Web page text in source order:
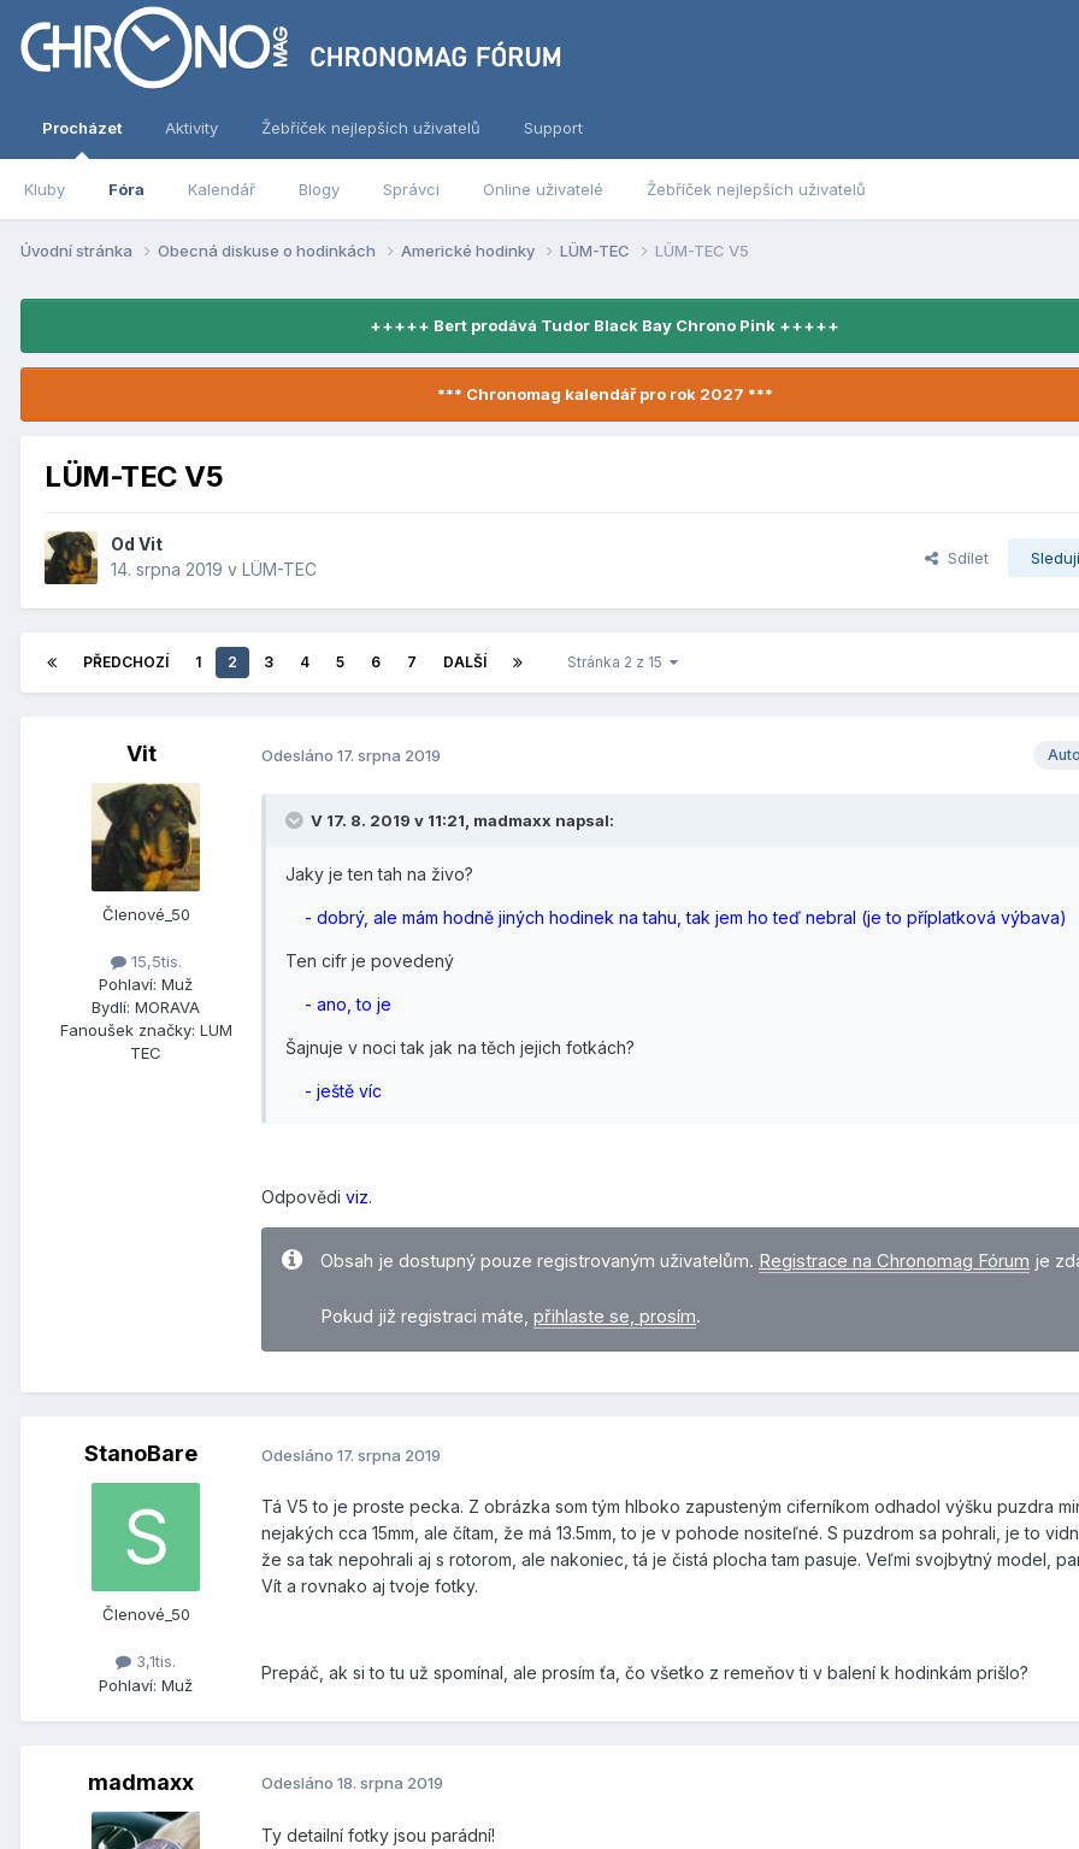
Procházet
Kluby Fóra Kalendář Blogy Správci Online uživatelé Žebříček nejlepších uživatelů
Aktivity Žebříček nejlepších uživatelů Support
Úvodní stránka Obecná diskuse o hodinkách Americké hodinky LÜM-TEC LÜM-TEC V5
+++++ Bert prodává Tudor Black Bay Chrono Pink +++++
*** Chronomag kalendář pro rok 2027 ***
LÜM-TEC V5
Od Vit
14. srpna 2019 v LÜM-TEC
Sdílet
PŘEDCHOZÍ 1 2 3 4 5 6 7 DALŠÍ Stránka 2 z 15
Vit
Členové_50
15,5tis.
Pohlaví: Muž
Bydlí: MORAVA
Fanoušek značky: LUM
TEC
Odesláno 17. srpna 2019
V 17. 8. 2019 v 11:21, madmaxx napsal:
Jaky je ten tah na živo?
- dobrý, ale mám hodně jiných hodinek na tahu, tak jem ho teď nebral (je to příplatková výbava)
Ten cifr je povedený
- ano, to je
Šajnuje v noci tak jak na těch jejich fotkách?
- ještě víc
Odpovědi viz.
Obsah je dostupný pouze registrovaným uživatelům. Registrace na Chronomag Fórum je
Pokud již registraci máte, přihlaste se, prosím.
StanoBare
Členové_50
3,1tis.
Pohlaví: Muž
Odesláno 17. srpna 2019
Tá V5 to je proste pecka. Z obrázka som tým hlboko zapusteným ciferníkom odhadol výšku puzdra
nejakých cca 15mm, ale čítam, že má 13.5mm, to je v pohode nositeľné. S puzdrom sa pohrali, je to
že sa tak nepohrali aj s rotorom, ale nakoniec, tá je čistá plocha tam pasuje. Veľmi svojbytný model,
Vít a rovnako aj tvoje fotky.
Prepáč, ak si to tu už spomínal, ale prosím ťa, čo všetko z remeňov ti v balení k hodinkám prišlo?
madmaxx Odesláno 18. srpna 2019
Ty detailní fotky jsou parádní!